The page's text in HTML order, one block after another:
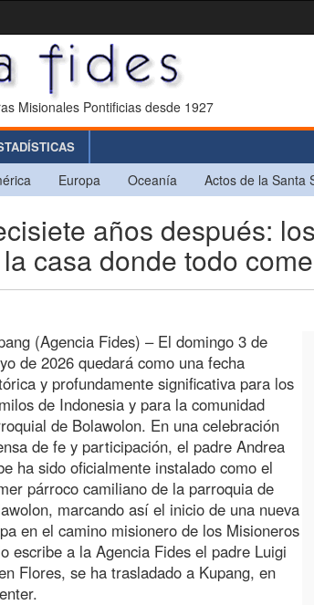
Misionales Pontificias desde 1927
Europa Oceanía Actos de la Santa
años después:
casa donde todo
(Agencia Fides) – El domingo 3 de
de 2026 quedará como una fecha
y profundamente significativa para los
de Indonesia y para la comunidad
de Bolawolon. En una celebración
de fe y participación, el padre Andrea
ha sido oficialmente instalado como el
párroco camiliano de la parroquia de
marcando así el inicio de una nueva
en el camino misionero de los Misioneros
escribe a la Agencia Fides el padre Luigi
Flores, se ha trasladado a Kupang, en